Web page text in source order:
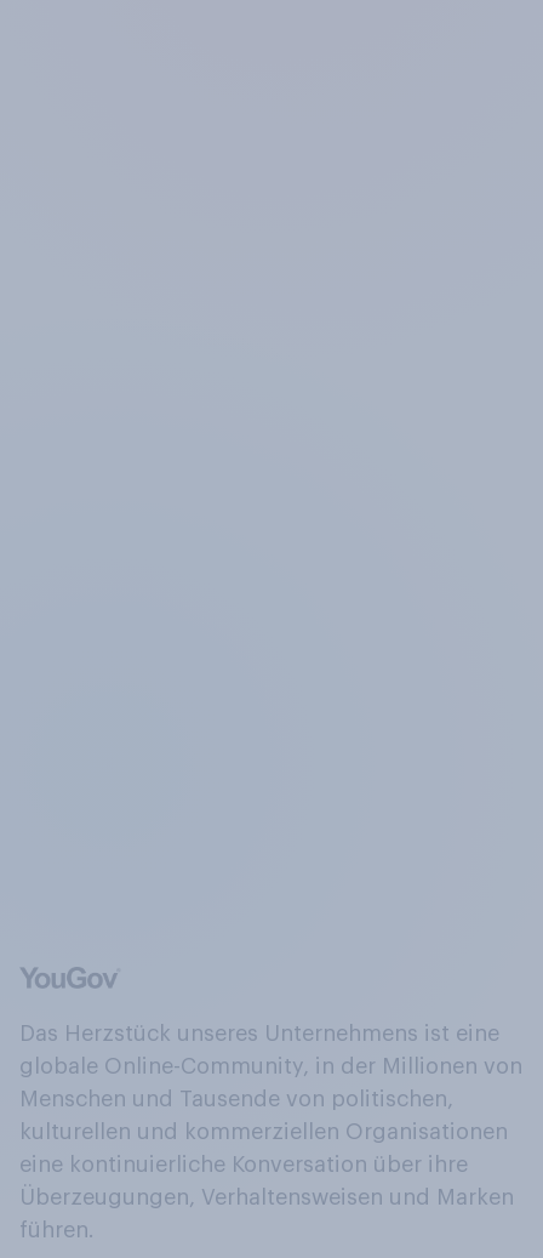
Das Herzstück unseres Unternehmens ist eine
globale Online-Community, in der Millionen von
Menschen und Tausende von politischen,
kulturellen und kommerziellen Organisationen
eine kontinuierliche Konversation über ihre
Überzeugungen, Verhaltensweisen und Marken
führen.